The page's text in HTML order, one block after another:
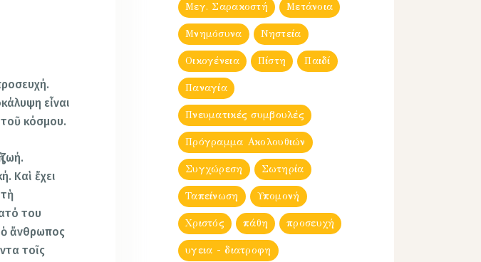
εἶναι
τοῦ κόσμου.
ζωή.
Καὶ ἔχει
του
ὁ ἄνθρωπος
τοῖς
Μεγ. Σαρακοστή Μετάνοια
Μνημόσυνα Νηστεία
Οικογένεια Πίστη Παιδί
Παναγία
Πνευματικές συμβουλές
Πρόγραμμα Ακολουθιών
Συγχώρεση Σωτηρία
Ταπείνωση Υπομονή
Χριστός πάθη προσευχή
υγεια - διατροφη